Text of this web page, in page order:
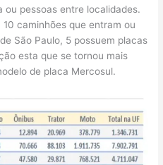
pessoas entre localidades.
caminhões que entram ou
São Paulo, 5 possuem placas
esta que se tornou mais
de placa Mercosul.